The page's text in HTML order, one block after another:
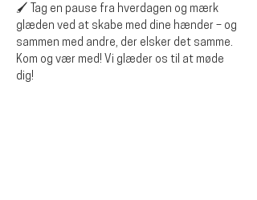
🖌️ Tag en pause fra hverdagen og mærk
glæden ved at skabe med dine hænder – og
sammen med andre, der elsker det samme.
Kom og vær med! Vi glæder os til at møde
dig!